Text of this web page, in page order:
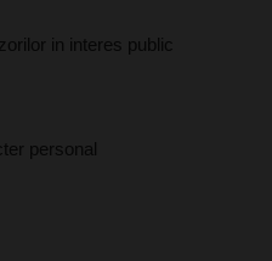
in interes public
personal